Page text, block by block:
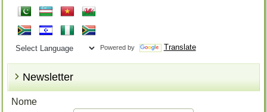
Powered by Translate
Newsletter
Nome